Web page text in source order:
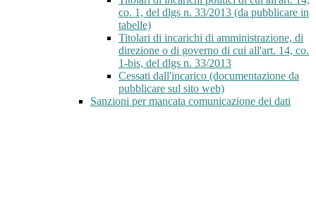
co. 1, del dlgs n. 33/2013 (da pubblicare in
tabelle)
Titolari di incarichi di amministrazione, di
direzione o di governo di cui all'art. 14, co.
1-bis, del dlgs n. 33/2013
Cessati dall'incarico (documentazione da
pubblicare sul sito web)
Sanzioni per mancata comunicazione dei dati